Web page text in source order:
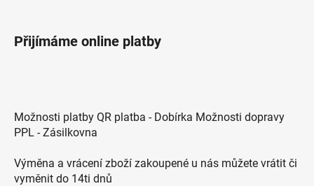
Přijímáme online platby
Možnosti platby QR platba - Dobírka Možnosti dopravy
PPL - Zásilkovna
Výměna a vrácení zboží zakoupené u nás můžete vrátit či
vyměnit do 14ti dnů